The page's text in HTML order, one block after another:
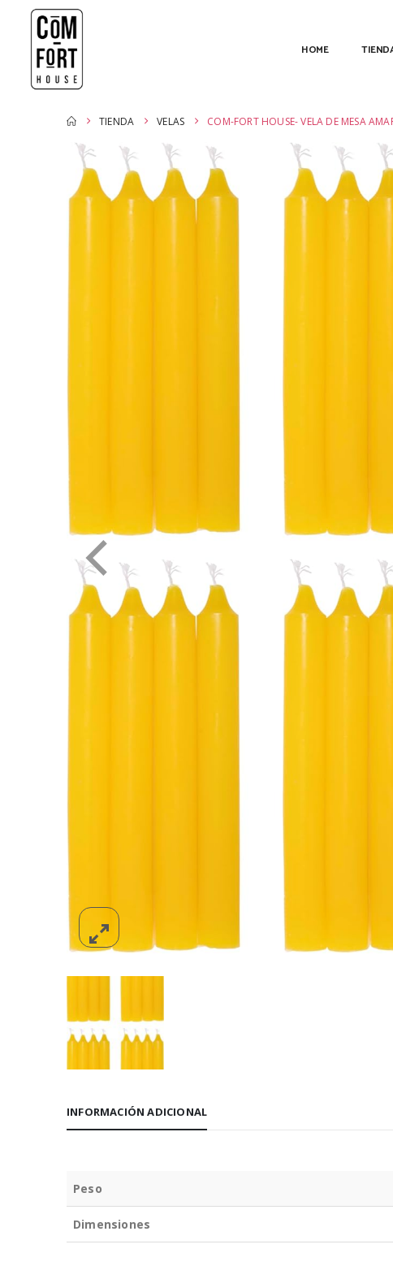
HOME
TIENDA VELAS COM-FORT HOUSE- VELA DE MESA
INFORMACIÓN ADICIONAL
Peso
Dimensiones